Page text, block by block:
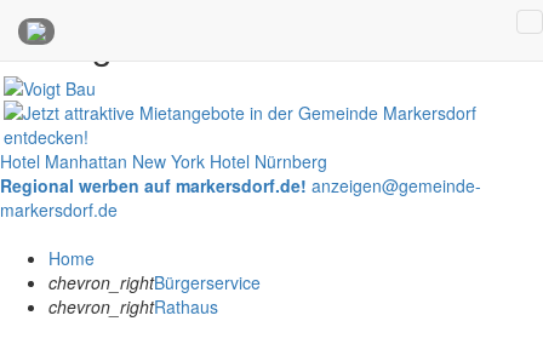
Anzeigen
Hotel Manhattan New York Hotel Nürnberg
Regional werben auf markersdorf.de! anzeigen@gemeinde-
markersdorf.de
Home
chevron_rightBürgerservice
chevron_rightRathaus